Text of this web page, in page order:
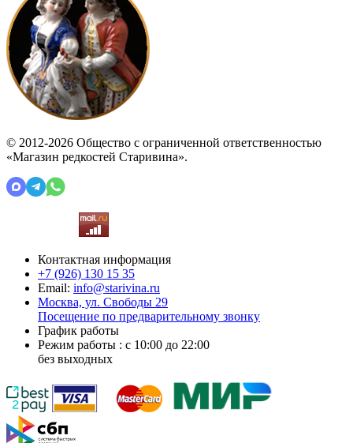
© 2012-2026 Общество с ограниченной ответственностью
«Магазин редкостей Старивина».
Контактная информация
+7 (926) 130 15 35
Email: info@starivina.ru
Москва, ул. Свободы 29
Посещение по предварительному звонку
График работы
Режим работы : с 10:00 до 22:00
без выходных